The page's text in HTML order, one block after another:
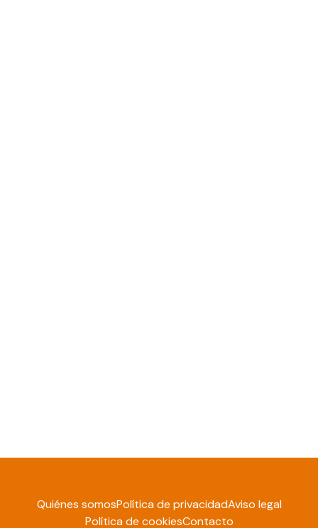
Quiénes somosPolítica de privacidadAviso legal
Política de cookiesContacto